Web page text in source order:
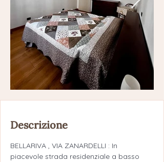
Descrizione
BELLARIVA , VIA ZANARDELLI : In
piacevole strada residenziale a basso